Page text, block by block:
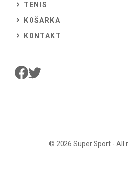
TENIS
KOŠARKA
KONTAKT
© 2026 Super Sport- All